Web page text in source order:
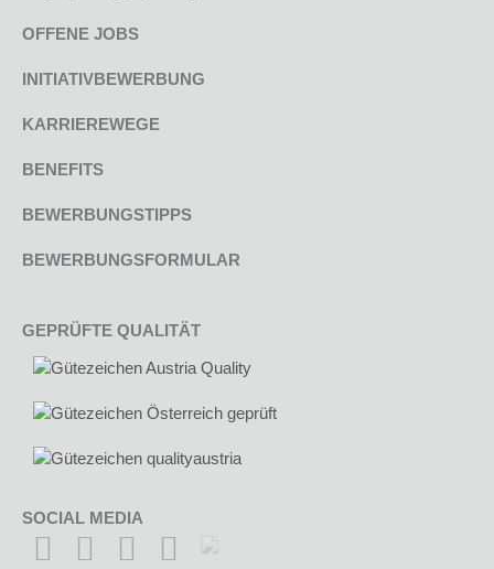
OFFENE JOBS
INITIATIVBEWERBUNG
KARRIEREWEGE
BENEFITS
BEWERBUNGSTIPPS
BEWERBUNGSFORMULAR
GEPRÜFTE QUALITÄT
SOCIAL MEDIA